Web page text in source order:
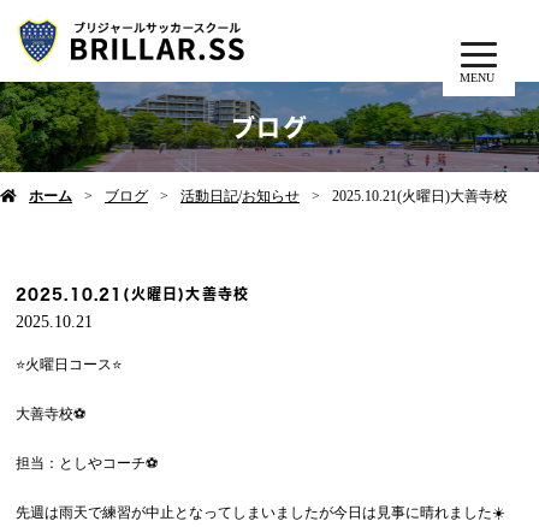
MENU
ブログ
ホーム ブログ 活動日記/お知らせ 2025.10.21(火曜日)大善寺校
2025.10.21(火曜日)大善寺校
2025.10.21
⭐️火曜日コース⭐️
大善寺校⚽️
担当：としやコーチ⚽️
先週は雨天で練習が中止となってしまいましたが今日は見事に晴れました☀️